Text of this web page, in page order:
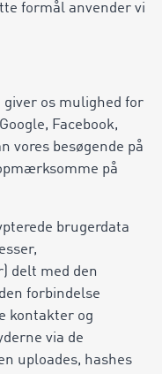
formål anvender vi
giver os mulighed for
Facebook,
vores besøgende på
på
brugerdata
delt med den
forbindelse
kontakter og
via de
uploades, hashes